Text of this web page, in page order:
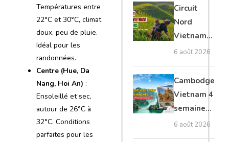
Températures entre
22°C et 30°C, climat
doux, peu de pluie.
Idéal pour les
randonnées.
Centre (Hue, Da
Nang, Hoi An) :
Ensoleillé et sec,
autour de 26°C à
32°C. Conditions
parfaites pour les
Circuit
Nord
Vietnam
15 jours :
Ha Giang
loop en
moto, Ninh
Binh, Lan
6 août 2026
Cambodge
Vietnam 4
semaines :
Angkor,
Tonkin
6 août 2026